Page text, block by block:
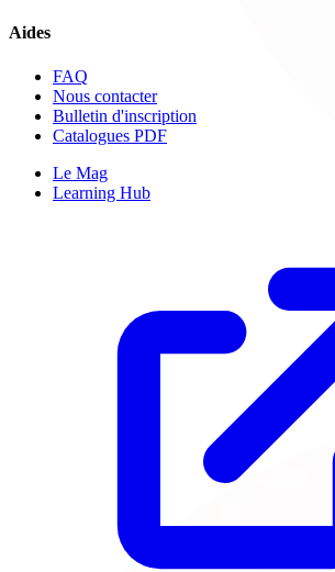
Aides
FAQ
Nous contacter
Bulletin d'inscription
Catalogues PDF
Le Mag
Learning Hub